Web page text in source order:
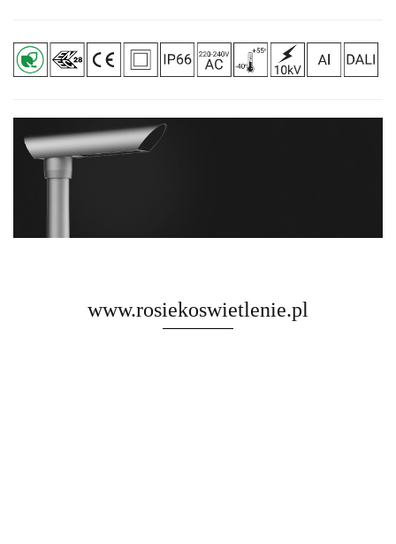
www.rosiekoswietlenie.pl